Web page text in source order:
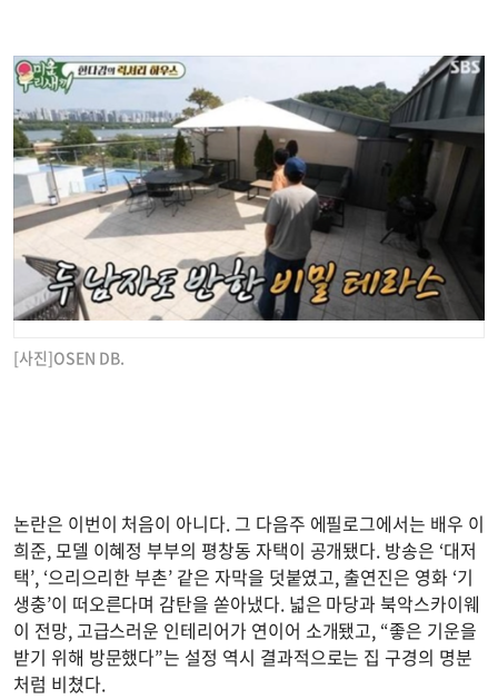
[사진]OSEN DB.
논란은 이번이 처음이 아니다. 그 다음주 에필로그에서는 배우 이
희준, 모델 이혜정 부부의 평창동 자택이 공개됐다. 방송은 ‘대저
택’, ‘으리으리한 부촌’ 같은 자막을 덧붙였고, 출연진은 영화 ‘기
생충’이 떠오른다며 감탄을 쏟아냈다. 넓은 마당과 북악스카이웨
이 전망, 고급스러운 인테리어가 연이어 소개됐고, “좋은 기운을
받기 위해 방문했다”는 설정 역시 결과적으로는 집 구경의 명분
처럼 비쳤다.